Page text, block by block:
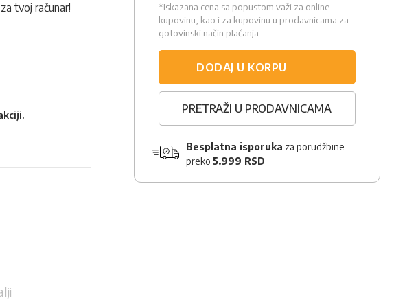
tvoj računar!
*Iskazana cena sa popustom važi za online
kupovinu, kao i za kupovinu u prodavnicama za
gotovinski način plaćanja
DODAJ U KORPU
PRETRAŽI U PRODAVNICAMA
Besplatna isporuka za porudžbine
preko 5.999 RSD